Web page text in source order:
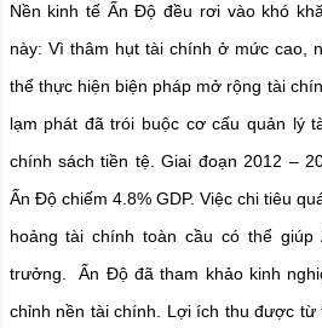
Nền kinh tế Ấn Độ đều rơi vào khó
này: Vì thâm hụt tài chính ở mức cao,
thể thực hiện biện pháp mở rộng tài
lạm phát đã trói buộc cơ cấu quản lý
chính sách tiền tệ. Giai đoạn 2012 –
Ấn Độ chiếm 4.8% GDP. Việc chi tiêu
hoảng tài chính toàn cầu có thể
trưởng. Ấn Độ đã tham khảo kinh
chỉnh nền tài chính. Lợi ích thu được